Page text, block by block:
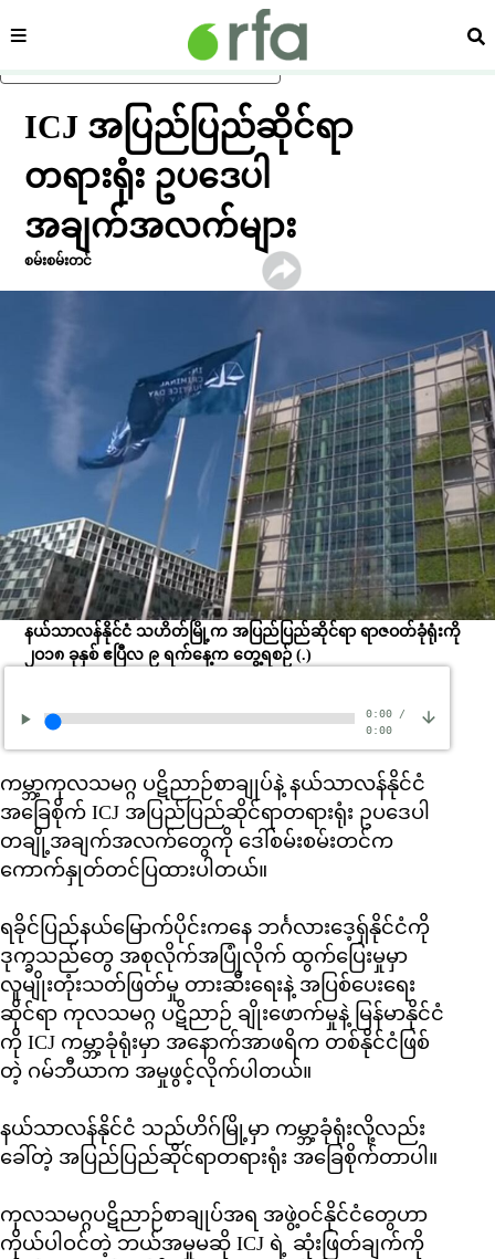
ပင်မအကြောင်းအရာသို့ ကျော်ရန်
ကဏ္ဍ ရှာ
ICJ အပြည်ပြည်ဆိုင်ရာ
တရားရုံး ဥပဒေပါ
အချက်အလက်များ
စမ်းစမ်းတင်
နယ်သာလန်နိုင်ငံ သဟိတ်မြို့က အပြည်ပြည်ဆိုင်ရာ ရာဇဝတ်ခုံရုံးကို
၂ဝ၁၈ ခုနှစ် ဧပြီလ ၉ ရက်နေ့က တွေ့ရစဉ်(.)
0:00/
0:00
ကမ္ဘာ့ကုလသမဂ္ဂ ပဋိညာဉ်စာချုပ်နဲ့ နယ်သာလန်နိုင်ငံ
အခြေစိုက် ICJ အပြည်ပြည်ဆိုင်ရာတရားရုံး ဥပဒေပါ
တချို့အချက်အလက်တွေကို ဒေါ်စမ်းစမ်းတင်က
ကောက်နှုတ်တင်ပြထားပါတယ်။
ရခိုင်ပြည်နယ်မြောက်ပိုင်းကနေ ဘင်္ဂလားဒေ့ရှ်နိုင်ငံကို
ဒုက္ခသည်တွေ အစုလိုက်အပြုံလိုက် ထွက်ပြေးမှုမှာ
လူမျိုးတုံးသတ်ဖြတ်မှု တားဆီးရေးနဲ့ အပြစ်ပေးရေး
ဆိုင်ရာ ကုလသမဂ္ဂ ပဋိညာဉ် ချိုးဖောက်မှုနဲ့ မြန်မာနိုင်ငံ
ကို ICJ ကမ္ဘာ့ခုံရုံးမှာ အနောက်အာဖရိက တစ်နိုင်ငံဖြစ်
တဲ့ ဂမ်ဘီယာက အမှုဖွင့်လိုက်ပါတယ်။
နယ်သာလန်နိုင်ငံ သည်ဟိဂ်မြို့မှာ ကမ္ဘာ့ခုံရုံးလို့လည်း
ခေါ်တဲ့ အပြည်ပြည်ဆိုင်ရာတရားရုံး အခြေစိုက်တာပါ။
ကုလသမဂ္ဂပဋိညာဉ်စာချုပ်အရ အဖွဲ့ဝင်နိုင်ငံတွေဟာ
ကိုယ်ပါဝင်တဲ့ ဘယ်အမှုမဆို ICJ ရဲ့ ဆုံးဖြတ်ချက်ကို